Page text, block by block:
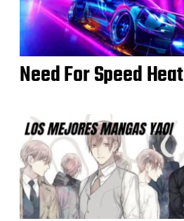
Need For Speed Heat